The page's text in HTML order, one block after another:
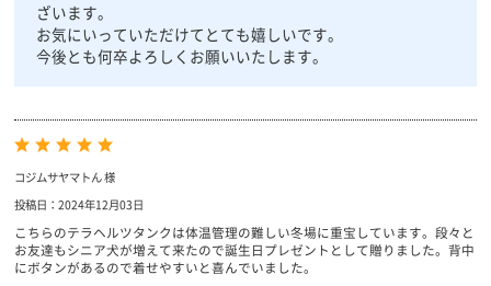
ざいます。
お気にいっていただけてとても嬉しいです。
今後とも何卒よろしくお願いいたします。
コジムサヤマトん 様
投稿日：2024年12月03日
こちらのテラヘルツタンクは体温管理の難しい冬場に重宝しています。段々と
お友達もシニア犬が増えて来たので誕生日プレゼントとして贈りました。背中
にボタンがあるので着せやすいと喜んでいました。